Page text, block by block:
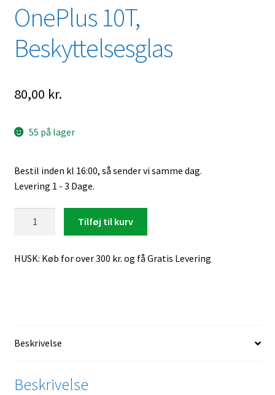
OnePlus 10T,
Beskyttelsesglas
80,00 kr.
55 på lager
Bestil inden kl 16:00, så sender vi samme dag.
Levering 1 - 3 Dage.
antal
Tilføj til kurv
HUSK: Køb for over 300 kr. og få Gratis Levering
Beskrivelse
Beskrivelse